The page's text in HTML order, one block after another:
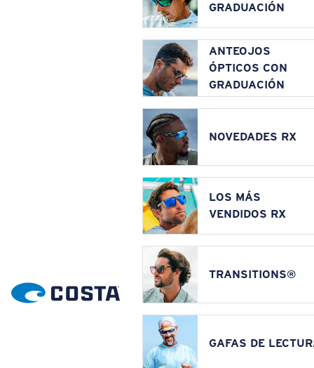
GRADUACIÓN
ANTEOJOS
ÓPTICOS CON
GRADUACIÓN
NOVEDADES RX
LOS MÁS
VENDIDOS RX
TRANSITIONS®
GAFAS DE